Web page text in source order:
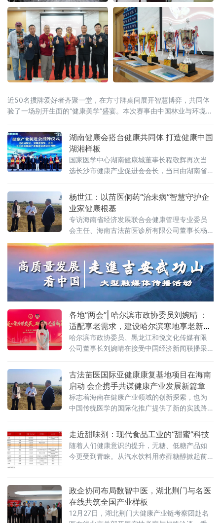
近50名掼牌爱好者齐聚一堂，在方寸牌桌间展开智慧博弈，共同体
验了一场别开生面的“健康美学”盛宴。本次赛事由中国林业与环境促
赛）组委会主办，株洲鑫福健康管理（体检）中心承办。中国掼牌
界“大魔王”、湘掼俱乐
湖南健康会搭台健康共同体 打造健康中国
湖湘样板
国家医学中心湖南健康城董事长程敬辉再次当
选长沙市健康产业促进会会长，当日由湖南省
国家医学中心湖南健康城等多家单位共同举办
的“领航之夜”公益盛典在长沙启幕。授牌仪式现
场活动锚定《“健康中国2030”规划纲要》战略
方向，以“健康共同体·万群联健康·领航启新
程”为核心主题，通过政策解读、成果发布、爱
心捐赠、项目签约等多元环节
杨世江：以苗医侗药“治未病”智慧守护企
业家健康根基
专访海南省经济发展联合会健康管理专业委员
会主任、海南古法苗医诊所有限公司董事长杨
各地“两会”| 哈尔滨市政协委员刘婉晴 ：
适配享老需求，建设哈尔滨寒地享老新模
式
哈尔滨市政协委员、黑龙江和悦文化传媒有限
公司董事长刘婉晴在接受中国经济新闻联播采
型，适配享老需求建设哈尔滨寒地享老新模式
的建议。
古法苗医国际亚健康康复基地项目在海南
启动 会企携手共谋健康产业发展新篇章
标志着海南在健康产业领域的创新探索，也为
中国传统医学的国际化推广提供了新的实践路
具有国际影响力的健康康复示范基地。
走近甜味剂：现代食品工业的“甜蜜”科技
随着人们健康意识的提升，无糖、低糖产品如
今更受到青睐。从汽水饮料用赤藓糖醇掀起前
命，正悄然改变着我们的生活方式。健康中国
行动推进委员会印发《健康中国行动（2019—
2030年）》中建议，居民蔗糖的摄入量每人每
政企协同布局数智中医，湖北荆门与名医
在线共筑全国产业样板
12月27日，湖北荆门大健康产业链考察团赴名